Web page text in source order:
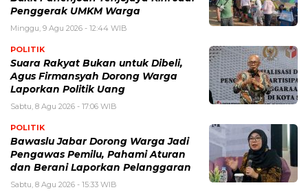
Penggerak UMKM Warga
Minggu, 9 Agu 2026 - 12:44 WIB
POLITIK
Suara Rakyat Bukan untuk Dibeli,
Agus Firmansyah Dorong Warga
Laporkan Politik Uang
Sabtu, 8 Agu 2026 - 17:06 WIB
POLITIK
Bawaslu Jabar Dorong Warga Jadi
Pengawas Pemilu, Pahami Aturan
dan Berani Laporkan Pelanggaran
Sabtu, 8 Agu 2026 - 15:33 WIB